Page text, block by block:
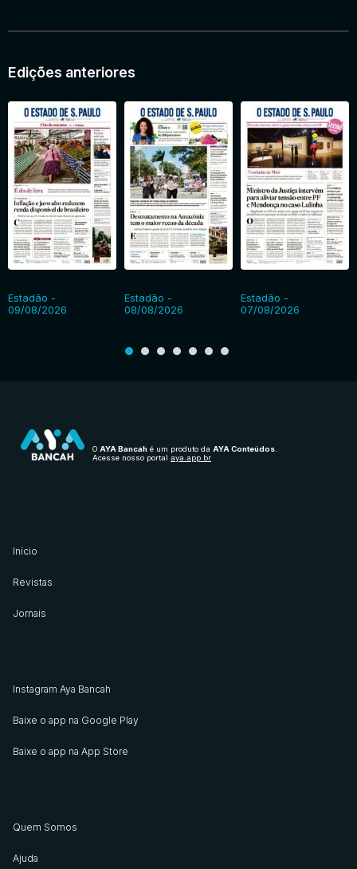
Edições anteriores
Estadão -
09/08/2026
Estadão -
08/08/2026
Estadão -
07/08/2026
O AYA Bancah é um produto da AYA Conteúdos.
Acesse nosso portal aya.app.br
Início
Revistas
Jornais
Instagram Aya Bancah
Baixe o app na Google Play
Baixe o app na App Store
Quem Somos
Ajuda